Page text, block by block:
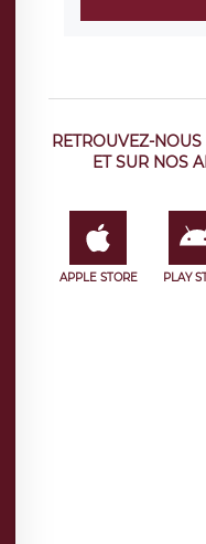
RETROUVEZ-
ET SUR NOS
APPLE STORE PLAY